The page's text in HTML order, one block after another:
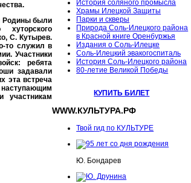
Родины были
С. Кутырев.
то служил в
Участники
ребята
задавали
эта встреча
наступающим
участникам
История соляного промысла
Храмы Илецкой Защиты
Парки и скверы
Природа Соль-Илецкого района
в Красной книге Оренбуржья
Издания о Соль-Илецке
Соль-Илецкий эвакогоспиталь
История Соль-Илецкого района
80-летие Великой Победы
КУПИТЬ БИЛЕТ
WWW.КУЛЬТУРА.РФ
Твой гид по КУЛЬТУРЕ
Ю. Бондарев